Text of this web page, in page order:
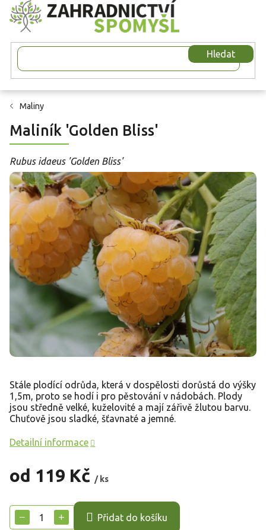
Přejít
na
obsah
Hledat
Maliny
Maliník 'Golden Bliss'
Rubus idaeus 'Golden Bliss'
od 119 Kč / ks
cena:
+
− Přidat do košíku
Stále plodící odrůda, která v dospělosti dorůstá do výšky
1,5m, proto se hodí i pro pěstování v nádobách. Plody
jsou středně velké, kuželovité a mají zářivě žlutou barvu.
Chuťově jsou sladké, šťavnaté a jemné.
Detailní informace